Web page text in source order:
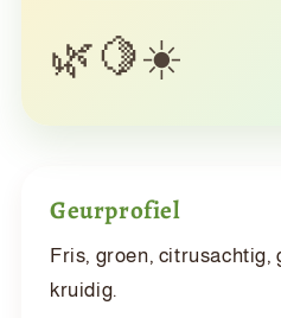
Geurprofiel
Fris, groen, citrusachtig,
kruidig.